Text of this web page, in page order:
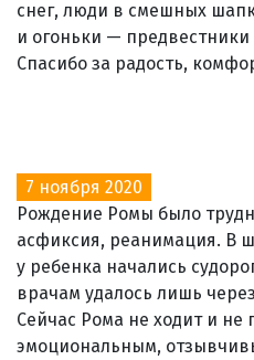
снег, люди в смешных
и огоньки — предвестники
Спасибо за радость,
7 ноября 2020
Рождение Ромы было
асфиксия, реанимация. В
у ребенка начались
врачам удалось лишь
Сейчас Рома не ходит и не
эмоциональным,